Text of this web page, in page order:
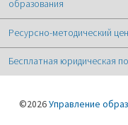
образования
Ресурсно-методический
Бесплатная юридическая
©2026Управление